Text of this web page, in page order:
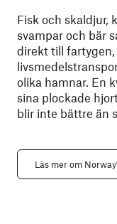
Fisk och skaldjur,
svampar och bär
direkt till
olika hamnar. En
sina plockade
blir inte bättre än
Läs mer om